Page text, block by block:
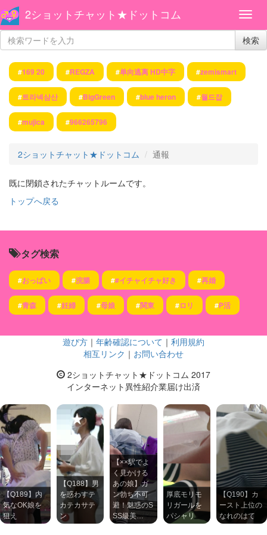
2ショットチャット★ドットコム
検索
#169 20 #REGZA #单向逃离 HD中字 #zemismart
#트라넥삼산 #BigGreen #blue heron #월드잡
#mujica #966265796
2ショットチャット★ドットコム 通報
既に閉鎖されたチャットルームです。
トップへ戻る
タグ検索
#おっぱい #浣腸 ##イチャイチャ好き #再婚
#青森 #妊婦 #母娘 #関東 #ロリ #P活
遊び方 ｜ 年齢確認について ｜ 利用規約
相互リンク ｜ お問い合わせ
2ショットチャット★ドットコム 2017
インターネット異性紹介業届け出済
【Q189】内
気なOK娘を
狙え
【Q188】男
を惑わすテ
カテカサテ
ン
【××駅でよ
く見かける
あの娘】ガ
ン勃ち不可
避！魅惑のS
SS級美…
厚底モリモ
リガールを
パシャリ
【Q190】カ
ースト上位の
なれのはて